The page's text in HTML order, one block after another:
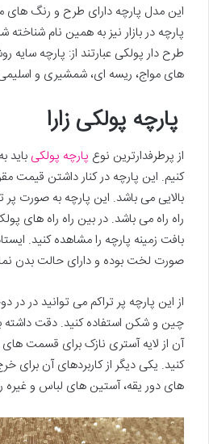
این مدل پارچه دارای طرح و رنگ های
پارچه در بازار نیز به همین نام
طرح دار پولکی عبارتند از: پارچه سایه
های مواج، ریسه ای، شمشیری و
پارچه پولکی زارا
از پرطرفدارترین نوع پارچه پولکی باید
کنیم. این پارچه در کنار داشتن قیمت
بالایی می باشد. این پارچه به صورت
راه راه می باشد. در بین راه راه های
بافت زمینه پارچه را مشاهده کنید.
صورت لخت بوده و دارای حالت بدن
از این پارچه پر تراکم می توانید در
چین و شکن استفاده کنید. دقت داشته
آن از لایه آستری نازک برای قسمت های
کنید. یکی دیگر از کاربردهای آن
های دور یقه، آستین های لباس و غیره